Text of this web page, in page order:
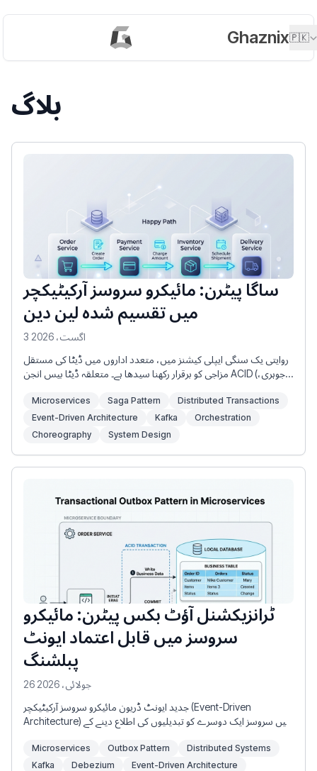
Ghaznix🇵🇰
بلاگ
ساگا پیٹرن: مائیکرو سروسز آرکیٹیکچر
میں تقسیم شدہ لین دین
3 اگست، 2026
روایتی یک سنگی ایپلی کیشنز میں، متعدد اداروں میں ڈیٹا کی مستقل
مزاجی کو برقرار رکھنا سیدھا ہے۔ متعلقہ ڈیٹا بیس انجن ACID (جوہری،
ایس کیو ایل لین دین کے اندر لپیٹے ہوئے ہیں۔ اگر آرڈر کی جگہ، ادائیگی کی
کٹوتی، یا انوینٹری ریزرو آدھے راستے میں ناکام ہو جاتی ہے، تو
ROLLBACK کو کال کرنے سے ڈیٹا بیس میں ہونے والی ہر ترمیم کو فوری
Microservices Saga Pattern
Distributed Transactions
Event-Driven Architecture
Kafka
Orchestration
Choreography
System Design
ٹرانزیکشنل آؤٹ بکس پیٹرن: مائیکرو
سروسز میں قابل اعتماد ایونٹ
پبلشنگ
26 جولائی، 2026
جدید ایونٹ ڈریون مائیکرو سروسز آرکیٹیکچر (Event-Driven
Architecture) میں سروسز ایک دوسرے کو تبدیلیوں کی اطلاع دینے کے
کرتی ہیں۔ تاہم ایونٹ کو 100% قابل اعتماد طریقے سے پبلش کرنا ایک بڑا
چیلنج ہے: آپ یہ کیسے یقینی بنا سکتے ہیں کہ ڈیٹا بیس کی اپ ڈیٹ
Microservices Outbox Pattern
Distributed Systems
Kafka
Debezium
Event-Driven Architecture